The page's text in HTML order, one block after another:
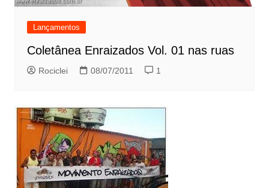
Lançamentos
Coletânea Enraizados Vol. 01 nas ruas
Rociclei 08/07/2011 1